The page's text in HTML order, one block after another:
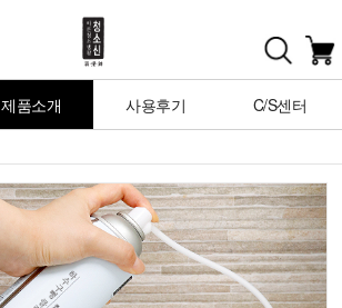
제품소개 사용후기 C/S센터